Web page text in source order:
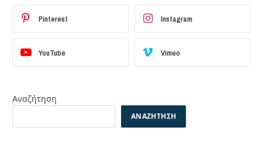
Pinterest Instagram
YouTube Vimeo
Αναζήτηση
ΑΝΑΖΉΤΗΣΗ